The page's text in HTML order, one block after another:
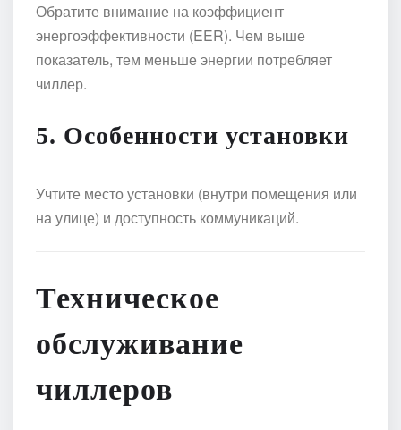
Обратите внимание на коэффициент
энергоэффективности (EER). Чем выше
показатель, тем меньше энергии потребляет
чиллер.
5. Особенности установки
Учтите место установки (внутри помещения или
на улице) и доступность коммуникаций.
Техническое
обслуживание
чиллеров